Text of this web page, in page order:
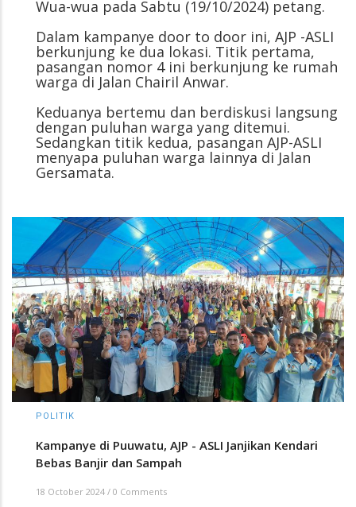
Wua-wua pada Sabtu (19/10/2024) petang.
Dalam kampanye door to door ini, AJP -ASLI
berkunjung ke dua lokasi. Titik pertama,
pasangan nomor 4 ini berkunjung ke rumah
warga di Jalan Chairil Anwar.
Keduanya bertemu dan berdiskusi langsung
dengan puluhan warga yang ditemui.
Sedangkan titik kedua, pasangan AJP-ASLI
menyapa puluhan warga lainnya di Jalan
Gersamata.
POLITIK
Kampanye di Puuwatu, AJP - ASLI Janjikan Kendari
Bebas Banjir dan Sampah
18 October 2024 / 0 Comments